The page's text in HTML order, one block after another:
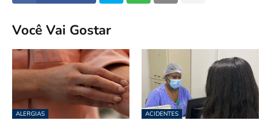
Você Vai Gostar
ALERGIAS ACIDENTES